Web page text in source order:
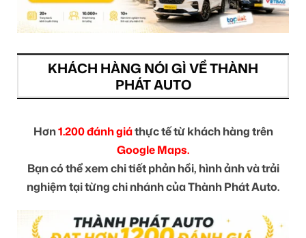
KHÁCH HÀNG NÓI GÌ VỀ THÀNH
PHÁT AUTO
Hơn1.200 đánh giáthực tế từ khách hàng trên
Google Maps.
Bạn có thể xem chi tiết phản hồi, hình ảnh và trải
nghiệm tại từng chi nhánh của Thành Phát Auto.